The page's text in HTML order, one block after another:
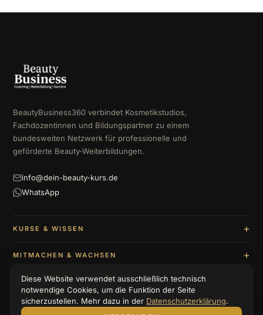
BeautyBusiness360 verbindet Kosmetikstudios,
Fachdozentinnen und Bildungspartner zu einem
bundesweiten Netzwerk für professionelle und
geförderte Beauty-Weiterbildungen.
info@dein-beauty-kurs.de
WhatsApp
KURSE & WISSEN
MITMACHEN & WACHSEN
UNTERNEHMEN & BERATUNG
Diese Website verwendet ausschließlich technisch
notwendige Cookies, um die Funktion der Seite
sicherzustellen. Mehr dazu in der Datenschutzerklärung.